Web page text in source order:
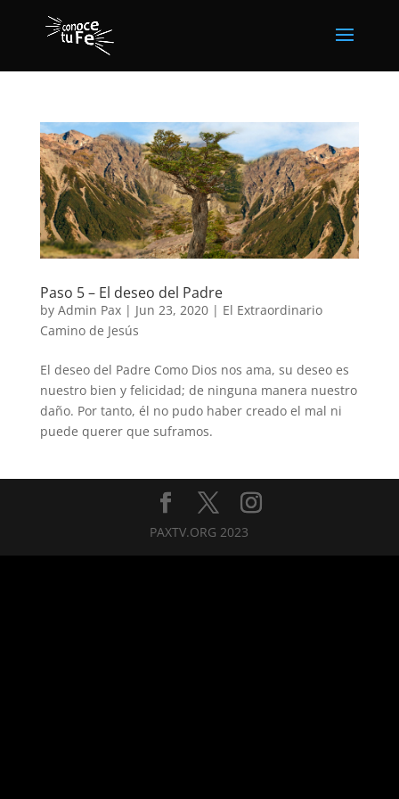
Paso 5 – El deseo del Padre
by Admin Pax| Jun 23, 2020| El Extraordinario
Camino de Jesús
El deseo del Padre Como Dios nos ama, su deseo es
nuestro bien y felicidad; de ninguna manera nuestro
daño. Por tanto, él no pudo haber creado el mal ni
puede querer que suframos.
PAXTV.ORG 2023